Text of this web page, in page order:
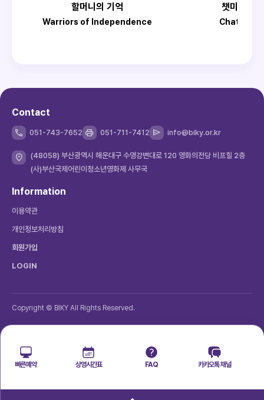
할머니의 기억
Warriors of Independence
챗미나이
Chatmini
Contact
051-743-7652 051-711-7412 info@biky.or.kr
(48058) 부산광역시 해운대구 수영강변대로 120 영화의전당 비프힐 2층
(사)부산국제어린이청소년영화제 사무국
Information
이용약관
개인정보처리방침
회원가입
LOGIN
Copyright © BIKY All Rights Reserved.
빠른예약 상영시간표 FAQ 카카오톡 채널